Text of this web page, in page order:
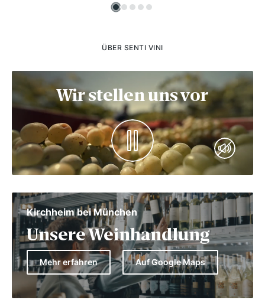
ÜBER SENTI VINI
Wir stellen uns vor
Kirchheim bei München
Unsere Weinhandlung
Mehr erfahren Auf Google Maps